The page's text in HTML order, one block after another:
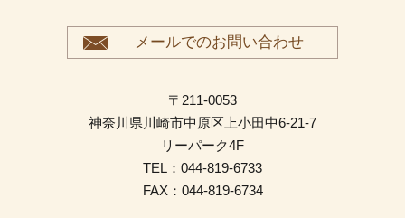
メールでのお問い合わせ
〒211-0053
神奈川県川崎市中原区上小田中6-21-7
リーパーク4F
TEL：044-819-6733
FAX：044-819-6734